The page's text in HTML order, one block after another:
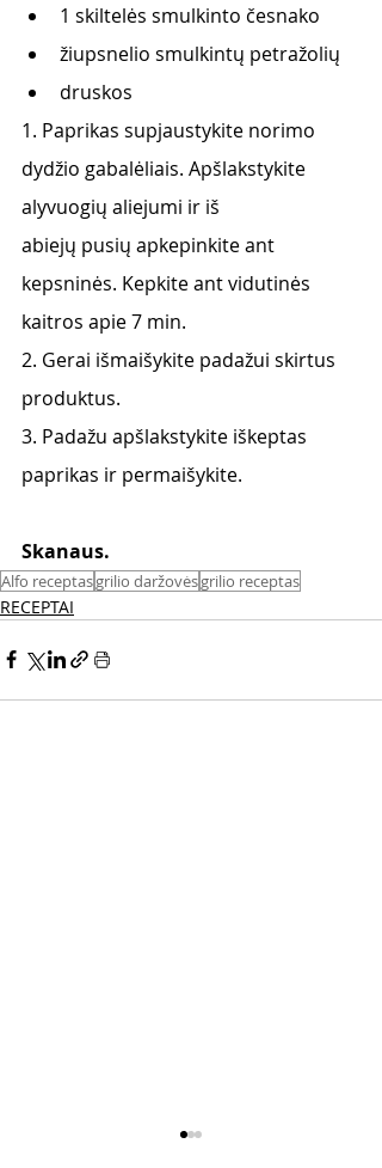
1 skiltelės smulkinto česnako
žiupsnelio smulkintų petražolių
druskos
1. Paprikas supjaustykite norimo
dydžio gabalėliais. Apšlakstykite
alyvuogių aliejumi ir iš
abiejų pusių apkepinkite ant
kepsninės. Kepkite ant vidutinės
kaitros apie 7 min.
2. Gerai išmaišykite padažui skirtus
produktus.
3. Padažu apšlakstykite iškeptas
paprikas ir permaišykite.
Skanaus.
Alfo receptasgrilio daržovėsgrilio receptas
RECEPTAI